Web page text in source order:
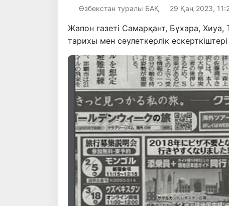
Өзбекстан туралы БАҚ 29 Қаң 2023,
Жапон газеті Самарқант, Бұхара,
тарихы мен сәулеткерлік